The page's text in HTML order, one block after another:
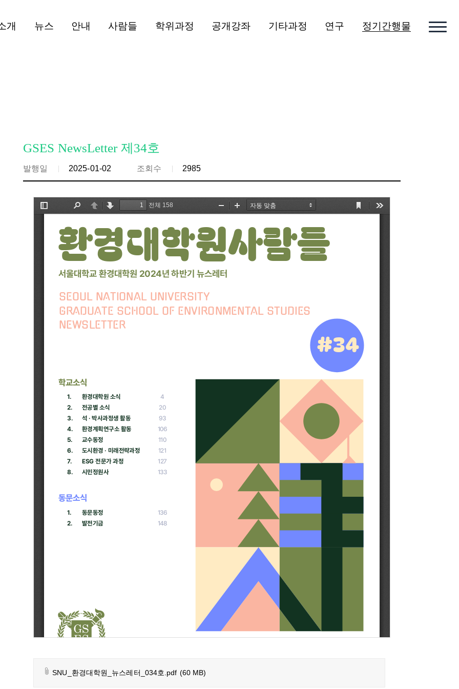
개 뉴스 안내 사람들 학위과정 공개강좌 기타과정 연구 정기간행물
GSES NewsLetter 제34호
발행일 2025-01-02 조회수 2985
SNU_환경대학원_뉴스레터_034호.pdf (60 MB)